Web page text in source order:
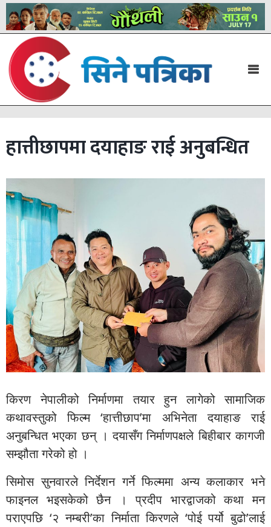
हात्तीछापमा दयाहाङ राई अनुबन्धित
किरण नेपालीको निर्माणमा तयार हुन लागेको सामाजिक
कथावस्तुको फिल्म ‘हात्तीछाप’मा अभिनेता दयाहाङ राई
अनुबन्धित भएका छन् । दयासँग निर्माणपक्षले बिहीबार कागजी
सम्झौता गरेको हो ।
सिमोस सुनवारले निर्देशन गर्ने फिल्ममा अन्य कलाकार भने
फाइनल भइसकेको छैन । प्रदीप भारद्वाजको कथा मन
पराएपछि ‘२ नम्बरी’का निर्माता किरणले ‘पोई पर्यो बुढो’लाई